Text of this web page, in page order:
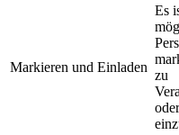
Markieren und Einladen
Es
zu